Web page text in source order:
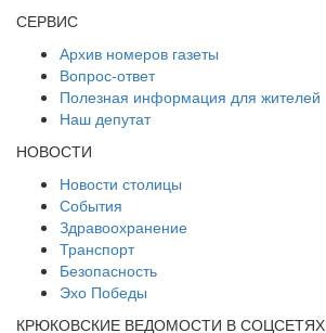
СЕРВИС
Архив номеров газеты
Вопрос-ответ
Полезная информация для жителей
Наш депутат
НОВОСТИ
Новости столицы
События
Здравоохранение
Транспорт
Безопасность
Эхо Победы
КРЮКОВСКИЕ ВЕДОМОСТИ В СОЦСЕТЯХ